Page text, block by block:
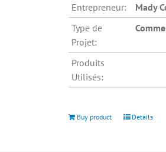
Entrepreneur:
Mady
Type de
Projet:
Produits
Utilisés:
Buy product Details